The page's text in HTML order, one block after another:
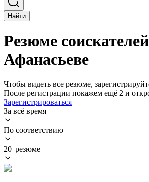
Найти
Резюме
Афанасьеве
Чтобы видеть все резюме,
После регистрации покажем ещё 2 и
Зарегистрироваться
За всё время
По соответствию
20 резюме